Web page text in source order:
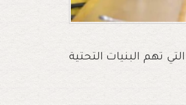
تهم البنيات التحتية